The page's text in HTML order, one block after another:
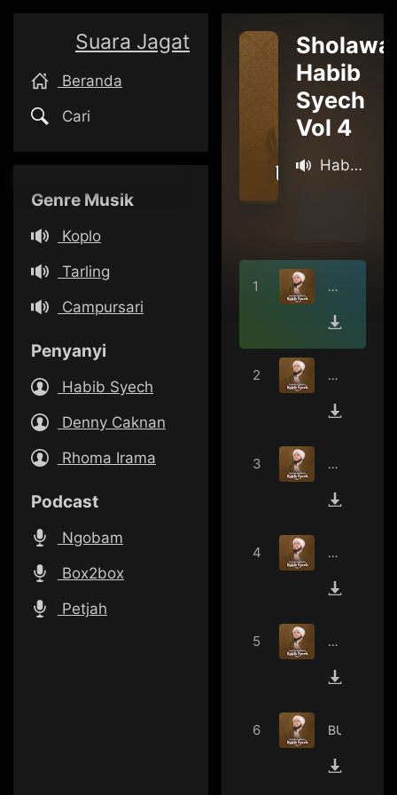
Suara Jagat
Beranda
Cari
Genre Musik
Koplo
Tarling
Campursari
Penyanyi
Habib Syech
Denny Caknan
Rhoma Irama
Podcast
Ngobam
Box2box
Petjah
Habib
Syech
Vol 4
Habib
YA
LAQOLBIN
TAGHSYA
YA
SAYYIDI
YA
LIGHOIRI